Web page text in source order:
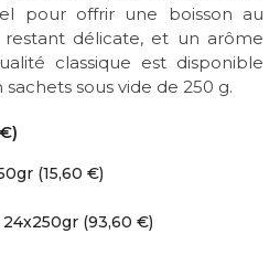
pour offrir une boisson au
délicate, et un arôme
classique est disponible
sous vide de 250 g.
(15,60 €)
24x250gr (93,60 €)